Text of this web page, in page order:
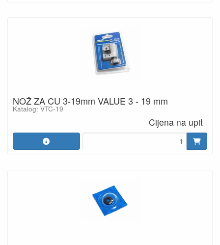
NOŽ ZA CU 3-19mm VALUE 3 - 19 mm
Katalog: VTC-19
Cijena na upit